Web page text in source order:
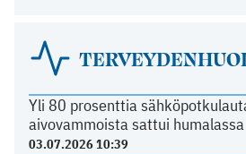
Yli 80 prosenttia
aivovammoista sattui humalassa
03.07.2026 10:39